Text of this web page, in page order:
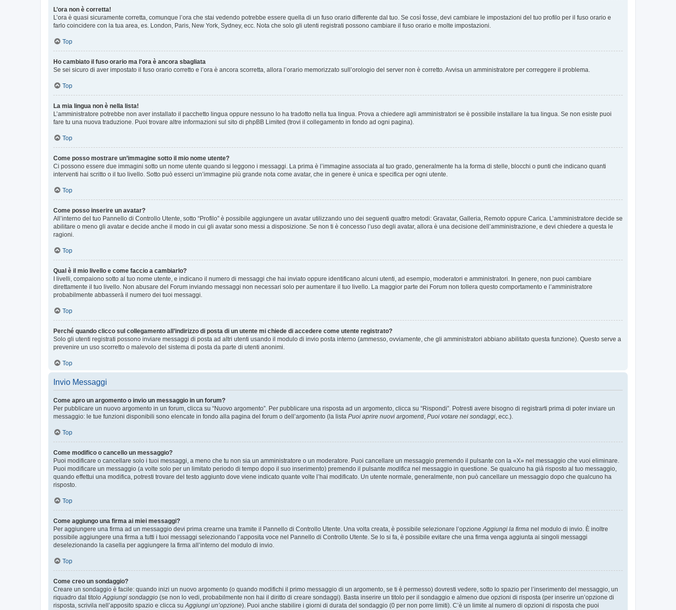
L’ora non è corretta!
L’ora è quasi sicuramente corretta, comunque l’ora che stai vedendo potrebbe essere quella di un fuso orario differente dal tuo. Se così fosse, devi cambiare le impostazioni del tuo profilo per il fuso orario e
farlo coincidere con la tua area, es. London, Paris, New York, Sydney, ecc. Nota che solo gli utenti registrati possono cambiare il fuso orario e molte impostazioni.
Top
Ho cambiato il fuso orario ma l’ora è ancora sbagliata
Se sei sicuro di aver impostato il fuso orario corretto e l’ora è ancora scorretta, allora l’orario memorizzato sull’orologio del server non è corretto. Avvisa un amministratore per correggere il problema.
Top
La mia lingua non è nella lista!
L’amministratore potrebbe non aver installato il pacchetto lingua oppure nessuno lo ha tradotto nella tua lingua. Prova a chiedere agli amministratori se è possibile installare la tua lingua. Se non esiste puoi
fare tu una nuova traduzione. Puoi trovare altre informazioni sul sito di phpBB Limited (trovi il collegamento in fondo ad ogni pagina).
Top
Come posso mostrare un’immagine sotto il mio nome utente?
Ci possono essere due immagini sotto un nome utente quando si leggono i messaggi. La prima è l’immagine associata al tuo grado, generalmente ha la forma di stelle, blocchi o punti che indicano quanti
interventi hai scritto o il tuo livello. Sotto può esserci un’immagine più grande nota come avatar, che in genere è unica e specifica per ogni utente.
Top
Come posso inserire un avatar?
All’interno del tuo Pannello di Controllo Utente, sotto “Profilo” è possibile aggiungere un avatar utilizzando uno dei seguenti quattro metodi: Gravatar, Galleria, Remoto oppure Carica. L’amministratore decide se
abilitare o meno gli avatar e decide anche il modo in cui gli avatar sono messi a disposizione. Se non ti è concesso l’uso degli avatar, allora è una decisione dell’amministrazione, e devi chiedere a questa le
ragioni.
Top
Qual è il mio livello e come faccio a cambiarlo?
I livelli, compaiono sotto al tuo nome utente, e indicano il numero di messaggi che hai inviato oppure identificano alcuni utenti, ad esempio, moderatori e amministratori. In genere, non puoi cambiare
direttamente il tuo livello. Non abusare del Forum inviando messaggi non necessari solo per aumentare il tuo livello. La maggior parte dei Forum non tollera questo comportamento e l’amministratore
probabilmente abbasserà il numero dei tuoi messaggi.
Top
Perché quando clicco sul collegamento all’indirizzo di posta di un utente mi chiede di accedere come utente registrato?
Solo gli utenti registrati possono inviare messaggi di posta ad altri utenti usando il modulo di invio posta interno (ammesso, ovviamente, che gli amministratori abbiano abilitato questa funzione). Questo serve a
prevenire un uso scorretto o malevolo del sistema di posta da parte di utenti anonimi.
Top
Invio Messaggi
Come apro un argomento o invio un messaggio in un forum?
Per pubblicare un nuovo argomento in un forum, clicca su “Nuovo argomento”. Per pubblicare una risposta ad un argomento, clicca su “Rispondi”. Potresti avere bisogno di registrarti prima di poter inviare un
messaggio: le tue funzioni disponibili sono elencate in fondo alla pagina del forum o dell’argomento (la lista Puoi aprire nuovi argomenti, Puoi votare nei sondaggi, ecc.).
Top
Come modifico o cancello un messaggio?
Puoi modificare o cancellare solo i tuoi messaggi, a meno che tu non sia un amministratore o un moderatore. Puoi cancellare un messaggio premendo il pulsante con la «X» nel messaggio che vuoi eliminare.
Puoi modificare un messaggio (a volte solo per un limitato periodo di tempo dopo il suo inserimento) premendo il pulsante modifica nel messaggio in questione. Se qualcuno ha già risposto al tuo messaggio,
quando effettui una modifica, potresti trovare del testo aggiunto dove viene indicato quante volte l’hai modificato. Un utente normale, generalmente, non può cancellare un messaggio dopo che qualcuno ha
risposto.
Top
Come aggiungo una firma ai miei messaggi?
Per aggiungere una firma ad un messaggio devi prima crearne una tramite il Pannello di Controllo Utente. Una volta creata, è possibile selezionare l’opzioneAggiungi la firma nel modulo di invio. È inoltre
possibile aggiungere una firma a tutti i tuoi messaggi selezionando l’apposita voce nel Pannello di Controllo Utente. Se lo si fa, è possibile evitare che una firma venga aggiunta ai singoli messaggi
deselezionando la casella per aggiungere la firma all’interno del modulo di invio.
Top
Come creo un sondaggio?
Creare un sondaggio è facile: quando inizi un nuovo argomento (o quando modifichi il primo messaggio di un argomento, se ti è permesso) dovresti vedere, sotto lo spazio per l’inserimento del messaggio, un
riquadro dal titoloAggiungi sondaggio (se non lo vedi, probabilmente non hai il diritto di creare sondaggi). Basta inserire un titolo per il sondaggio e almeno due opzioni di risposta (per inserire un’opzione di
risposta, scrivila nell’apposito spazio e clicca suAggiungi un’opzione). Puoi anche stabilire i giorni di durata del sondaggio (0 per non porre limiti). C’è un limite al numero di opzioni di risposta che puoi